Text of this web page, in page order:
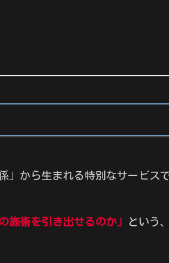
」から生まれる特別なサービスで
施術を引き出せるのか」
という